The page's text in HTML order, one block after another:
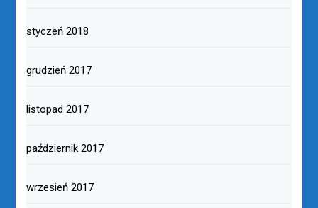
styczeń 2018
grudzień 2017
listopad 2017
październik 2017
wrzesień 2017